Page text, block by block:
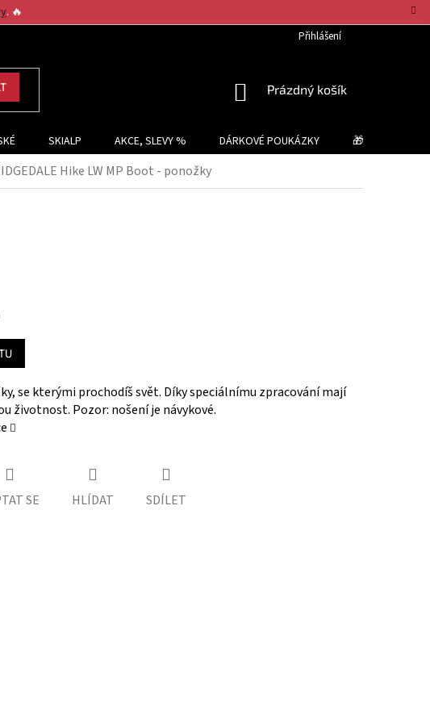
. 🔥
Přihlášení
NÁKUPNÍ
Prázdný košík
SKIALP AKCE, SLEVY % DÁRKOVÉ POUKÁZKY 🎁 TIPY NA
Hike LW MP Boot - ponožky
se kterými prochodíš svět. Díky speciálnímu zpracování mají
životnost. Pozor: nošení je návykové.
SE HLÍDAT SDÍLET